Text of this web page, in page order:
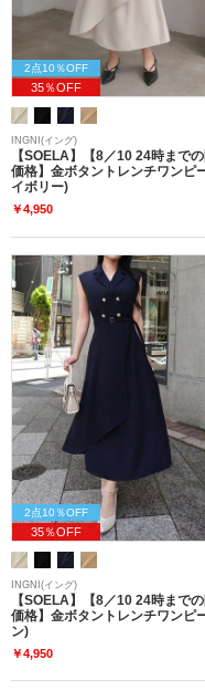
2点10％OFF
35％OFF
INGNI(イング)
【SOELA】【8／10 24時まで
価格】金ボタントレンチワンピ
イボリー)
￥4,950
2点10％OFF
35％OFF
INGNI(イング)
【SOELA】【8／10 24時まで
価格】金ボタントレンチワンピ
ン)
￥4,950